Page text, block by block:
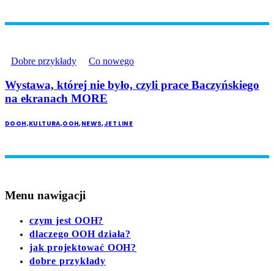
Dobre przykłady Co nowego
Wystawa, której nie było, czyli prace Baczyńskiego
na ekranach MORE
DOOH,KULTURA,OOH,NEWS,JET LINE
Menu nawigacji
czym jest OOH?
dlaczego OOH działa?
jak projektować OOH?
dobre przykłady